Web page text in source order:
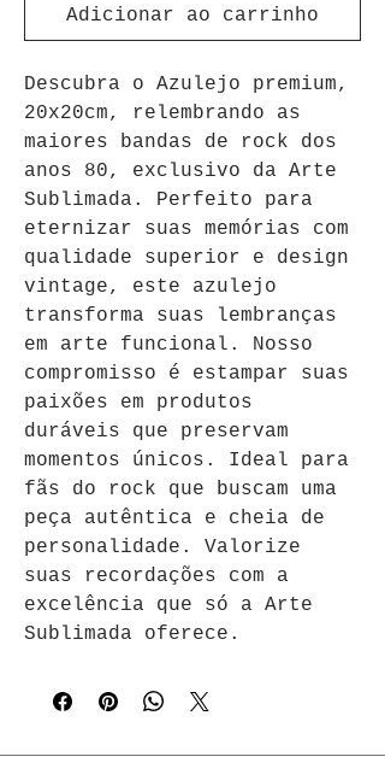
Adicionar ao carrinho
Descubra o Azulejo premium,
20x20cm, relembrando as
maiores bandas de rock dos
anos 80, exclusivo da Arte
Sublimada. Perfeito para
eternizar suas memórias com
qualidade superior e design
vintage, este azulejo
transforma suas lembranças
em arte funcional. Nosso
compromisso é estampar suas
paixões em produtos
duráveis que preservam
momentos únicos. Ideal para
fãs do rock que buscam uma
peça autêntica e cheia de
personalidade. Valorize
suas recordações com a
excelência que só a Arte
Sublimada oferece.